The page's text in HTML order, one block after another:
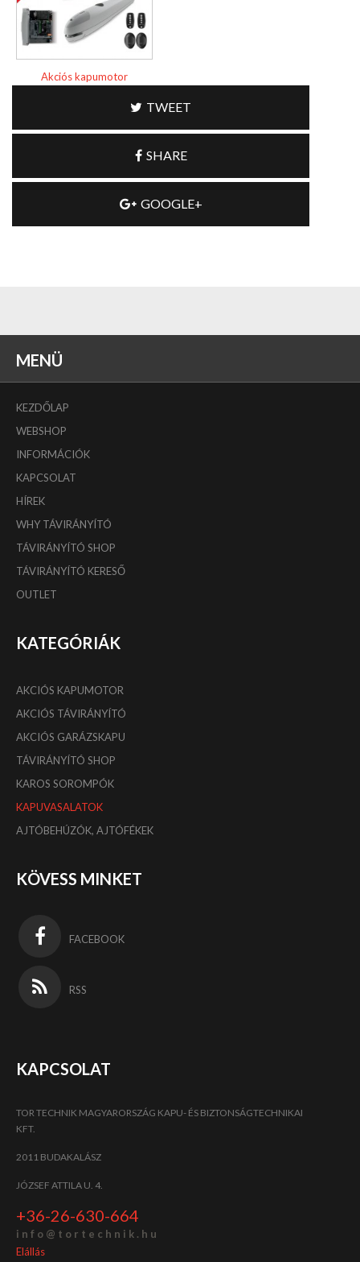
Akciós kapumotor
TWEET
SHARE
GOOGLE+
MENÜ
KEZDŐLAP
WEBSHOP
INFORMÁCIÓK
KAPCSOLAT
HÍREK
WHY TÁVIRÁNYÍTÓ
TÁVIRÁNYÍTÓ SHOP
TÁVIRÁNYÍTÓ KERESŐ
OUTLET
KATEGÓRIÁK
AKCIÓS KAPUMOTOR
AKCIÓS TÁVIRÁNYÍTÓ
AKCIÓS GARÁZSKAPU
TÁVIRÁNYÍTÓ SHOP
KAROS SOROMPÓK
KAPUVASALATOK
AJTÓBEHÚZÓK, AJTÓFÉKEK
KÖVESS MINKET
FACEBOOK
RSS
KAPCSOLAT
TOR TECHNIK MAGYARORSZÁG KAPU- ÉS BIZTONSÁGTECHNIKAI
KFT.
2011 BUDAKALÁSZ
JÓZSEF ATTILA U. 4.
+36-26-630-664
i n f o @ t o r t e c h n i k . h u
Elállás